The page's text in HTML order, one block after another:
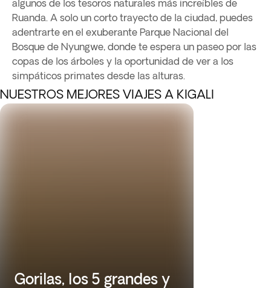
algunos de los tesoros naturales más increíbles de
Ruanda. A solo un corto trayecto de la ciudad, puedes
adentrarte en el exuberante Parque Nacional del
Bosque de Nyungwe, donde te espera un paseo por las
copas de los árboles y la oportunidad de ver a los
simpáticos primates desde las alturas.
NUESTROS MEJORES VIAJES A KIGALI
Gorilas, los 5 grandes y